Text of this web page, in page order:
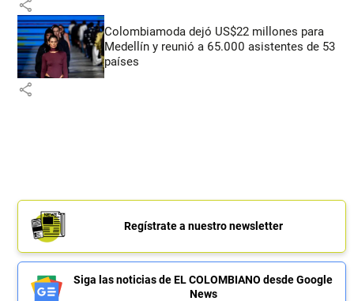
share
Colombiamoda dejó US$22 millones para
Medellín y reunió a 65.000 asistentes de 53
países
share
Regístrate a nuestro newsletter
Siga las noticias de EL COLOMBIANO desde Google
News